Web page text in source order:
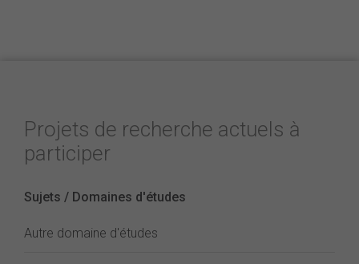
Projets de recherche actuels à
participer
Sujets / Domaines d'études
Autre domaine d'études